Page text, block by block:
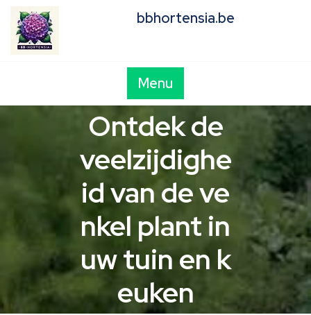
content
bbhortensia.be
Menu
Ontdek de
veelzijdighe
id van de ve
nkel plant in
uw tuin en k
euken